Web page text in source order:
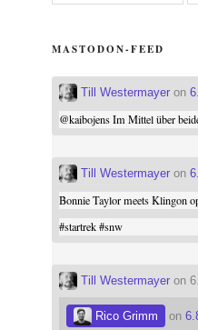
MASTODON-FEED
Till Westermayer on
@kaibojensIm Mittel über
Till Westermayer on
Bonnie Taylor meets Klingon
#startrek #snw
Till Westermayer on
Rico Grimm on